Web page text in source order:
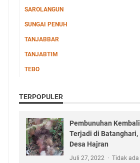
SAROLANGUN
SUNGAI PENUH
TANJABBAR
TANJABTIM
TEBO
TERPOPULER
Pembunuhan Kembali
Terjadi di Batanghari,
Desa Hajran
Juli 27, 2022
Tidak ada